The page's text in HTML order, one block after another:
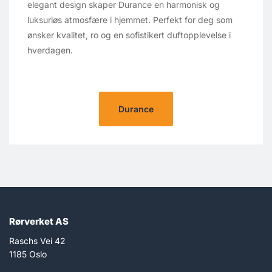
elegant design skaper Durance en harmonisk og
luksuriøs atmosfære i hjemmet. Perfekt for deg som
ønsker kvalitet, ro og en sofistikert duftopplevelse i
hverdagen.
Durance
Rørverket AS
Raschs Vei 42
1185 Oslo